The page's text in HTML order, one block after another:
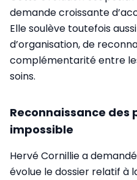
demande croissante
Elle soulève toutefois
d’organisation, de
complémentarité entre
soins.
Reconnaissance des
impossible
Hervé Cornillie a
évolue le dossier relatif à